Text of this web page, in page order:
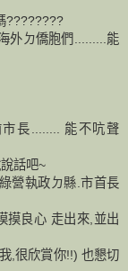
????????
外ㄉ僑胞們.........能
長........ 能不吭聲
話吧~
營執政ㄉ縣.市首長
摸良心 走出來,並出
,很欣賞你!!) 也懇切